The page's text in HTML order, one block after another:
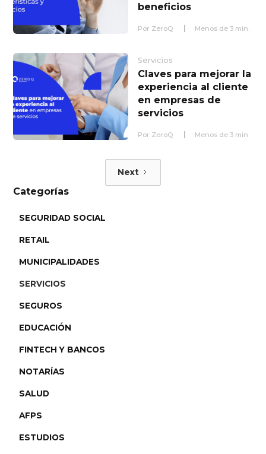
beneficios
Por ZeroQ Menos de 3 min.
Servicios
Claves para mejorar la
experiencia al cliente
en empresas de
servicios
Por ZeroQ Menos de 3 min.
Next
Categorías
SEGURIDAD SOCIAL
RETAIL
MUNICIPALIDADES
SERVICIOS
SEGUROS
EDUCACIÓN
FINTECH Y BANCOS
NOTARÍAS
SALUD
AFPS
ESTUDIOS